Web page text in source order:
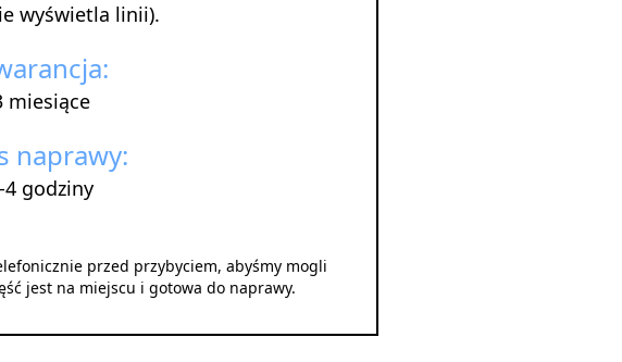
wyświetla linii).
miesiące
naprawy:
4 godziny
przed przybyciem, abyśmy mogli
jest na miejscu i gotowa do naprawy.